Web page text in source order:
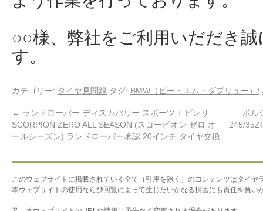
○○様、弊社をご利用いだだき
す。
カテゴリー: タイヤ見聞録 タグ: BMW（ビー・エム・ダブリュー）/
← ランドローバー ディスカバリー スポーツ + ピレリ
SCORPION ZERO ALL SEASON (スコーピオン ゼロ オ
ールシーズン) ランドローバー承認 20インチ タイヤ交換
ポル
245/
このウェブサイトに掲載されている全て（引用を除く）のコンテンツはタイヤ
本ウェブサイトの使用ならび回覧によって生じたいかなる損害にも責任を負い